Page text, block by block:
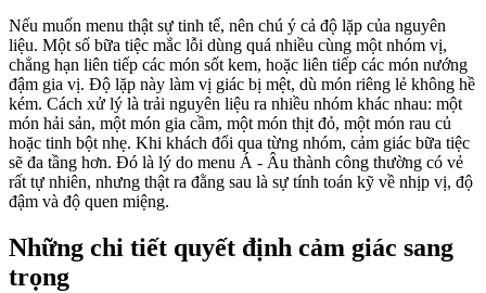
Nếu muốn menu thật sự tinh tế, nên chú ý cả độ lặp của nguyên
liệu. Một số bữa tiệc mắc lỗi dùng quá nhiều cùng một nhóm vị,
chẳng hạn liên tiếp các món sốt kem, hoặc liên tiếp các món nướng
đậm gia vị. Độ lặp này làm vị giác bị mệt, dù món riêng lẻ không hề
kém. Cách xử lý là trải nguyên liệu ra nhiều nhóm khác nhau: một
món hải sản, một món gia cầm, một món thịt đỏ, một món rau củ
hoặc tinh bột nhẹ. Khi khách đổi qua từng nhóm, cảm giác bữa tiệc
sẽ đa tầng hơn. Đó là lý do menu Á - Âu thành công thường có vẻ
rất tự nhiên, nhưng thật ra đằng sau là sự tính toán kỹ về nhịp vị, độ
đậm và độ quen miệng.
Những chi tiết quyết định cảm giác sang
trọng